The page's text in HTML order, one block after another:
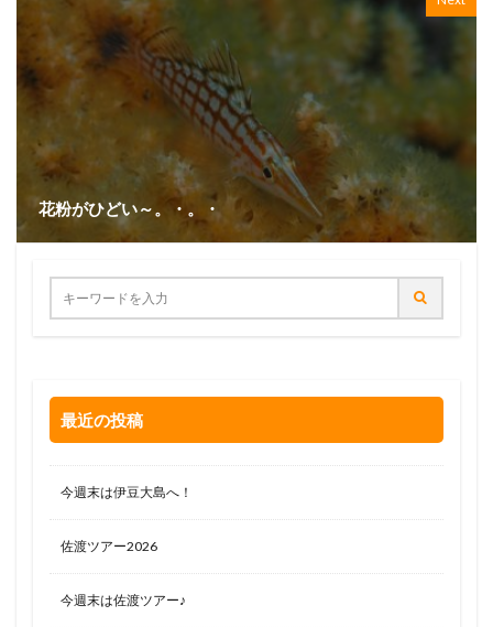
花粉がひどい～。・。・
最近の投稿
今週末は伊豆大島へ！
佐渡ツアー2026
今週末は佐渡ツアー♪